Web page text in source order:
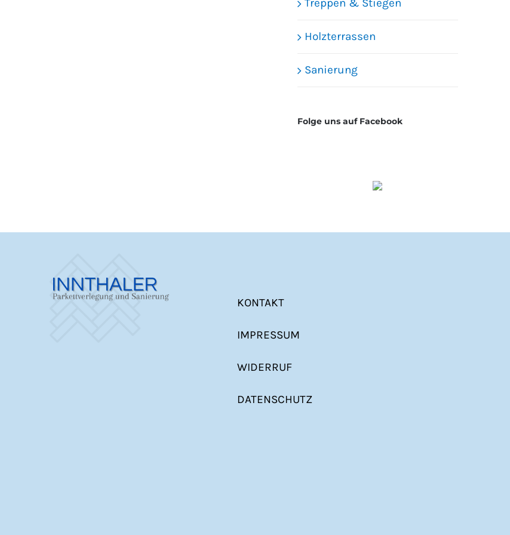
Treppen & Stiegen
Holzterrassen
Sanierung
Folge uns auf Facebook
KONTAKT
IMPRESSUM
WIDERRUF
DATENSCHUTZ